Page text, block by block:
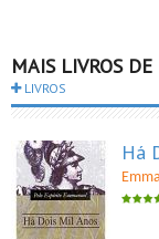
MAIS LIVROS DE
LIVROS
Há